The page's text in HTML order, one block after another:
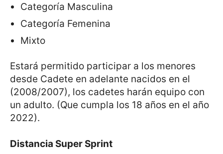
Categoría Masculina
Categoría Femenina
Mixto
Estará permitido participar a los menores
desde Cadete en adelante nacidos en el
(2008/2007), los cadetes harán equipo con
un adulto. (Que cumpla los 18 años en el año
2022).
Distancia Super Sprint